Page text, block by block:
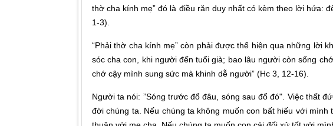
thờ cha kính mẹ” đó là điều răn duy nhất có kèm theo lời hứa:
1-3).
“Phải thờ cha kính mẹ” còn phải được thể hiện qua những lời
sóc cha con, khi người đến tuổi già; bao lâu người còn sống
chớ cậy mình sung sức mà khinh dễ người” (Hc 3, 12-16).
Người ta nói: ”Sóng trước đổ đâu, sóng sau đổ đó". Việc thất
đời chúng ta. Nếu chúng ta không muốn con bất hiếu với